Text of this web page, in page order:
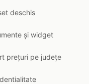
deschis
și widget
prețuri pe județe